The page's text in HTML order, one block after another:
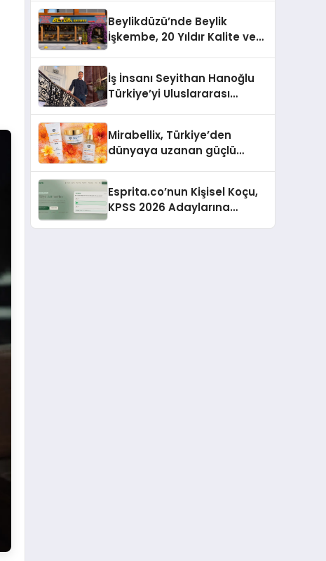
Holding Industrial City”
Projesini Hayata Geçirecek
Beylikdüzü’nde Beylik
İşkembe, 20 Yıldır Kalite ve
İş İnsanı Seyithan Hanoğlu
Türkiye’yi Uluslararası
Mirabellix, Türkiye’den
dünyaya uzanan güçlü
Esprita.co’nun Kişisel Koçu,
KPSS 2026 Adaylarına